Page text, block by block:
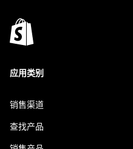
应用类别
销售渠道
查找产品